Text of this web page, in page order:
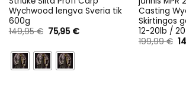
Wychwood lengva Sveria tik
600g
149,95€ Original
price
149,95 €.
75,95 €Current
Casting
Skirtingos
12-20lb /
199,99€